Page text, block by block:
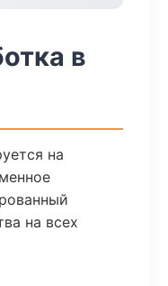
в
на
на всех